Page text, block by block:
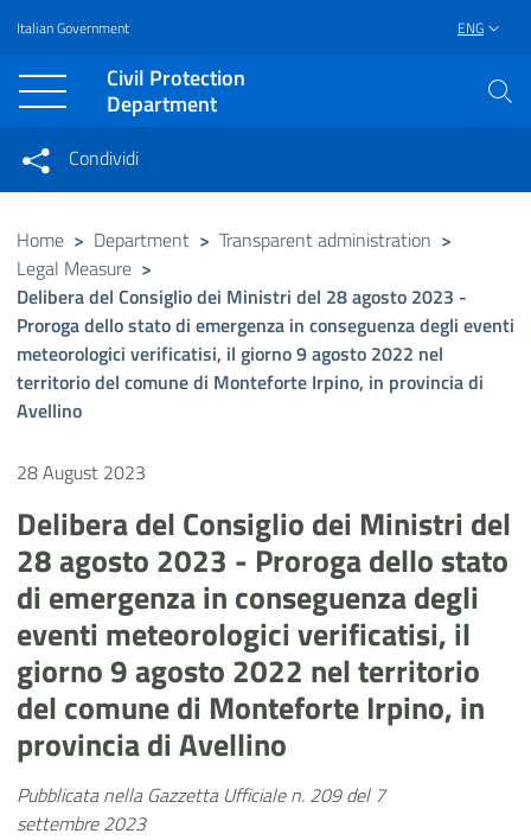
Vai al contenuto principale
Raggiungi il piè di pagina
Italian Government ENG
Civil Protection
Department
Condividi su Facebook
Condividi su Twitter
Condividi
Condividi sui social network
Home > Department > Transparent administration >
Legal Measure >
Delibera del Consiglio dei Ministri del 28 agosto 2023 -
Proroga dello stato di emergenza in conseguenza degli eventi
meteorologici verificatisi, il giorno 9 agosto 2022 nel
territorio del comune di Monteforte Irpino, in provincia di
Avellino
28 August 2023
Delibera del Consiglio dei Ministri del
28 agosto 2023 - Proroga dello stato
di emergenza in conseguenza degli
eventi meteorologici verificatisi, il
giorno 9 agosto 2022 nel territorio
del comune di Monteforte Irpino, in
provincia di Avellino
Pubblicata nella Gazzetta Ufficiale n. 209 del 7
settembre 2023